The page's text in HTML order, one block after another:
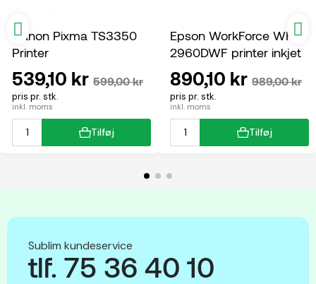
Canon Pixma TS3350
Printer
pris pr. stk.
inkl. moms
539,10 kr 599,00 kr
Tilføj
Epson WorkForce WF-
2960DWF printer inkjet
multifunktion
pris pr. stk.
inkl. moms
890,10 kr 989,00 kr
Tilføj
Sublim kundeservice
tlf. 75 36 40 10